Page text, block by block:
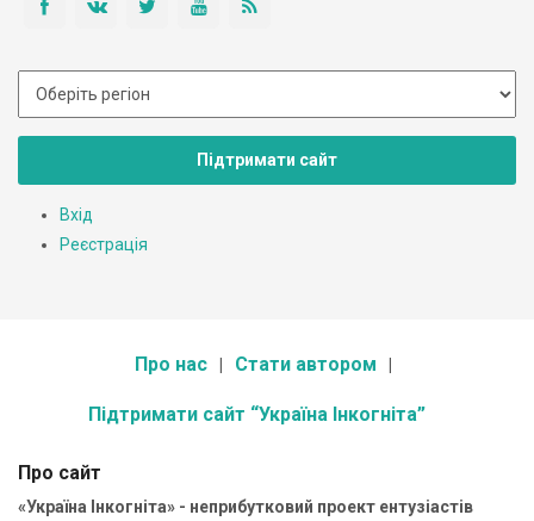
Підтримати сайт
Вхід
Реєстрація
Про нас Стати автором
Підтримати сайт “Україна Інкогніта”
Про сайт
«Україна Інкогніта» - неприбутковий проект ентузіастів